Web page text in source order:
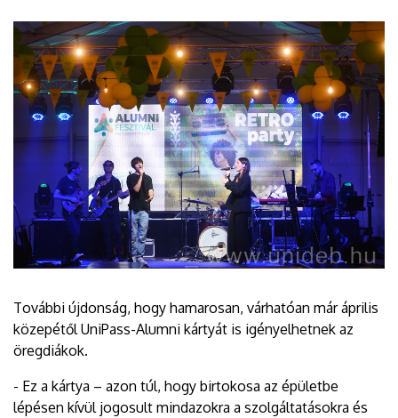
További újdonság, hogy hamarosan, várhatóan már április
közepétől UniPass-Alumni kártyát is igényelhetnek az
öregdiákok.
- Ez a kártya – azon túl, hogy birtokosa az épületbe
lépésen kívül jogosult mindazokra a szolgáltatásokra és